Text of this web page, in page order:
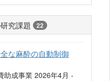
究課題 22
な麻酔の自動制御
助成事業 2026年4月 -